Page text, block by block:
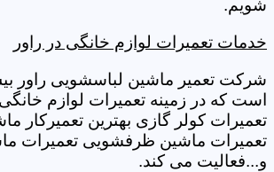
شویم.
خدمات تعمیرات لوازم خانگی در راور
شرکت تعمیر ماشین لباسشویی راور
است که در زمینه تعمیرات لوازم
تعمیرات کولر گازی بهترین تعمیرکار
تعمیرات ماشین ظرفشویی تعمیرات
و...فعالیت می کند.